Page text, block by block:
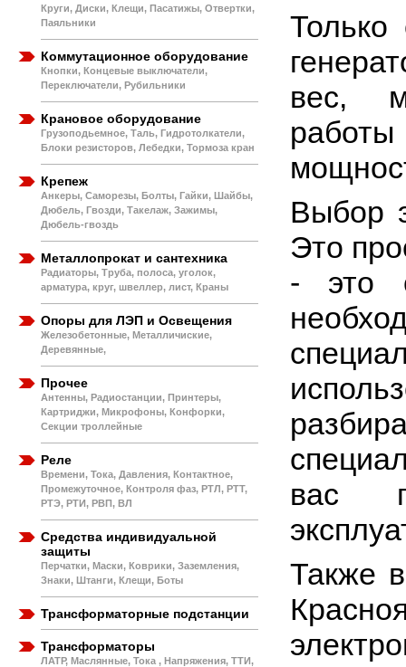
Круги, Диски, Клещи, Пасатижы, Отвертки,
Паяльники
Коммутационное оборудование
Кнопки, Концевые выключатели,
Переключатели, Рубильники
Крановое оборудование
Грузоподьемное, Таль, Гидротолкатели,
Блоки резисторов, Лебедки, Тормоза кран
Крепеж
Анкеры, Саморезы, Болты, Гайки, Шайбы,
Дюбель, Гвозди, Такелаж, Зажимы,
Дюбель-гвоздь
Металлопрокат и сантехника
Радиаторы, Труба, полоса, уголок,
арматура, круг, швеллер, лист, Краны
Опоры для ЛЭП и Освещения
Железобетонные, Металличиские,
Деревянные,
Прочее
Антенны, Радиостанции, Принтеры,
Картриджи, Микрофоны, Конфорки,
Секции троллейные
Реле
Времени, Тока, Давления, Контактное,
Промежуточное, Контроля фаз, РТЛ, РТТ,
РТЭ, РТИ, РВП, ВЛ
Средства индивидуальной
защиты
Перчатки, Маски, Коврики, Заземления,
Знаки, Штанги, Клещи, Боты
Трансформаторные подстанции
Трансформаторы
ЛАТР, Маслянные, Тока , Напряжения, ТТИ,
Только
вес,
работы
Выбор
Это
- это
вас
Также